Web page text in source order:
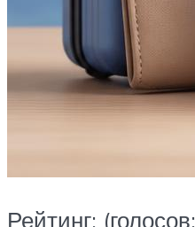
Рейтинг: (голосов: